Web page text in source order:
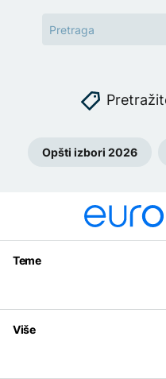
Opšti izbori 2026
Teme
Svijet
Magazin
Više